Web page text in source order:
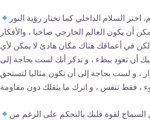
اختر السلام الداخلي كما تختار رؤية النور
أن يكون العالم الخارجي صاخبا ، والأفكار
في أعماقك هناك مكان هادئ لا يمكن لأي
أن تعود ببطء ، و تذكر أنك لست بحاجة إلى
، و لست بحاجة إلى أن تكون مثاليا لتستحق
لقوة قلبك بالتحكم على الرغم من